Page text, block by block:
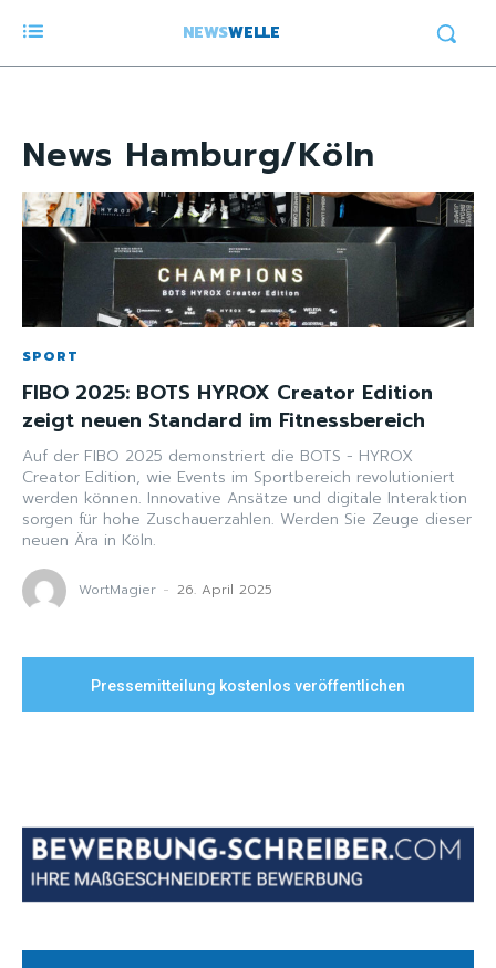
NEWSWELLE
News Hamburg/Köln
SPORT
FIBO 2025: BOTS HYROX Creator Edition
zeigt neuen Standard im Fitnessbereich
Auf der FIBO 2025 demonstriert die BOTS - HYROX
Creator Edition, wie Events im Sportbereich revolutioniert
werden können. Innovative Ansätze und digitale Interaktion
sorgen für hohe Zuschauerzahlen. Werden Sie Zeuge dieser
neuen Ära in Köln.
WortMagier - 26. April 2025
Pressemitteilung kostenlos veröffentlichen